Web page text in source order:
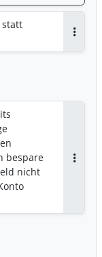
statt
bespare
nicht